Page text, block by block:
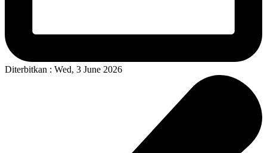
Diterbitkan : Wed, 3 June 2026